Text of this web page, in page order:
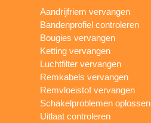
Aandrijfriem vervangen
Bandenprofiel controleren
Bougies vervangen
Ketting vervangen
Luchtfilter vervangen
Remkabels vervangen
Remvloeistof vervangen
Schakelproblemen oplossen
Uitlaat controleren